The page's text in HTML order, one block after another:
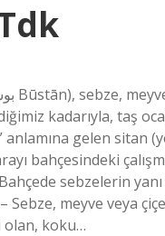
kadarıyla, taş
gelen sitan
bahçesindeki
sebzelerin
meyve veya
olan, koku…